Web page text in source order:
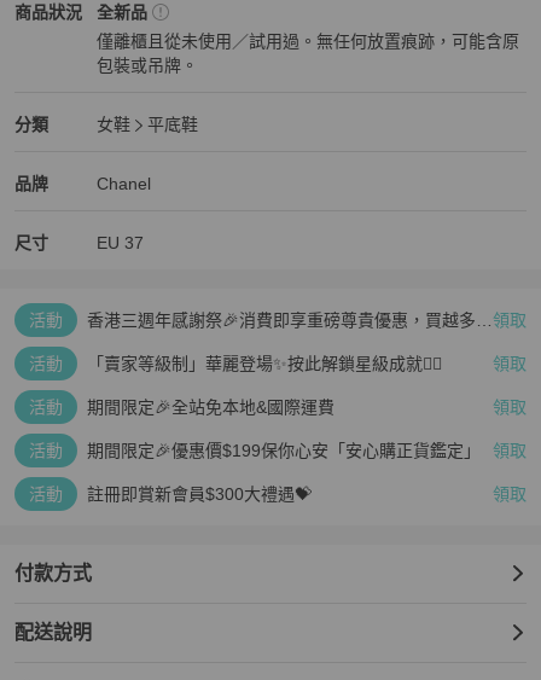
商品狀況
Chanel女鞋商品狀態與細節
全新品
僅離櫃且從未使用／試用過。無任何放置痕跡，可能含原
包裝或吊牌。
分類
Chanel 女鞋分類資訊
女鞋
平底鞋
品牌
Chanel 精品女鞋品牌介紹
Chanel
Chanel 推薦清單
尺寸 EU 37
活動
香港三週年感謝祭🎉消費即享重磅尊貴優惠，買越多、 領取
活動 「賣家等級制」華麗登場✨按此解鎖星級成就👆🏻 領取
活動 期間限定🎉全站免本地&國際運費 領取
活動 期間限定🎉優惠價$199保你心安「安心購正貨鑑定」 領取
活動 註冊即賞新會員$300大禮遇💝 領取
付款方式
配送說明